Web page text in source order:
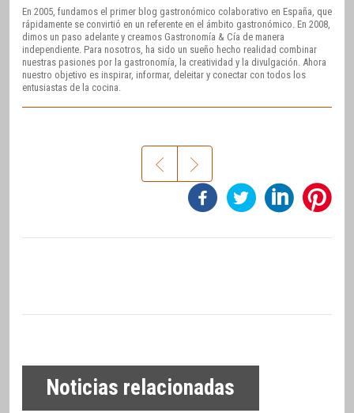
En 2005, fundamos el primer blog gastronómico colaborativo en España, que
rápidamente se convirtió en un referente en el ámbito gastronómico. En 2008,
dimos un paso adelante y creamos Gastronomía & Cía de manera
independiente. Para nosotros, ha sido un sueño hecho realidad combinar
nuestras pasiones por la gastronomía, la creatividad y la divulgación. Ahora
nuestro objetivo es inspirar, informar, deleitar y conectar con todos los
entusiastas de la cocina.
Noticias relacionadas